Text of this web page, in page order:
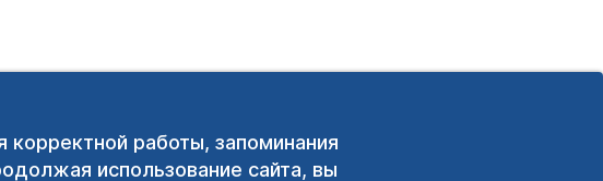
работы, запоминания
использование сайта, вы